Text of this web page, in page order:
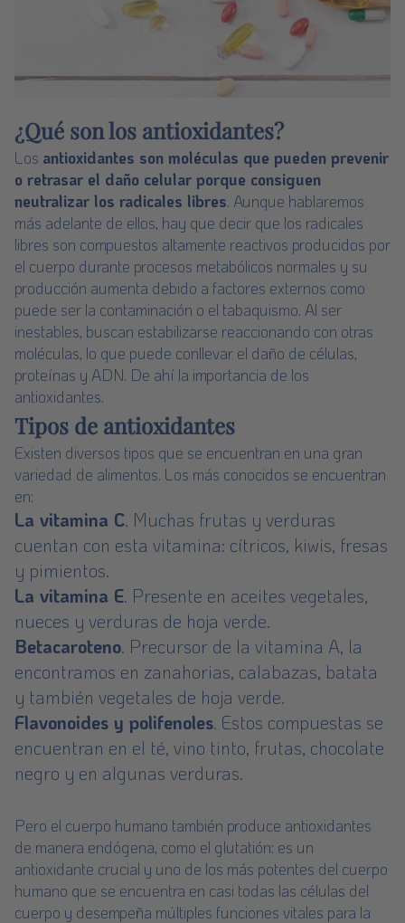
¿Qué son los antioxidantes?
Los antioxidantes son moléculas que pueden prevenir
o retrasar el daño celular porque consiguen
neutralizar los radicales libres. Aunque hablaremos
más adelante de ellos, hay que decir que los radicales
libres son compuestos altamente reactivos producidos por
el cuerpo durante procesos metabólicos normales y su
producción aumenta debido a factores externos como
puede ser la contaminación o el tabaquismo. Al ser
inestables, buscan estabilizarse reaccionando con otras
moléculas, lo que puede conllevar el daño de células,
proteínas y ADN. De ahí la importancia de los
antioxidantes.
Tipos de antioxidantes
Existen diversos tipos que se encuentran en una gran
variedad de alimentos. Los más conocidos se encuentran
en:
La vitamina C. Muchas frutas y verduras
cuentan con esta vitamina: cítricos, kiwis, fresas
y pimientos.
La vitamina E. Presente en aceites vegetales,
nueces y verduras de hoja verde.
Betacaroteno. Precursor de la vitamina A, la
encontramos en zanahorias, calabazas, batata
y también vegetales de hoja verde.
Flavonoides y polifenoles. Estos compuestas se
encuentran en el té, vino tinto, frutas, chocolate
negro y en algunas verduras.
Pero el cuerpo humano también produce antioxidantes
de manera endógena, como el glutatión: es un
antioxidante crucial y uno de los más potentes del cuerpo
humano que se encuentra en casi todas las células del
cuerpo y desempeña múltiples funciones vitales para la